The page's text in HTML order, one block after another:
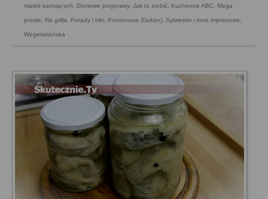
matek karmiących Domowe przyprawy, Jak to zrobić Kuchenne ABC Mega
proste Na grilla Porady i triki Proteinowa (Dukan) Sylwester i inne imprezowe
Wegetariańska